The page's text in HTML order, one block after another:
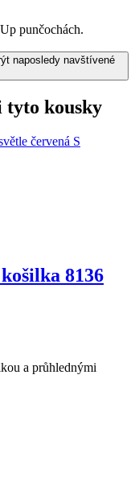
punčochách.
naposledy navštívené
tyto kousky
8136
a průhlednými